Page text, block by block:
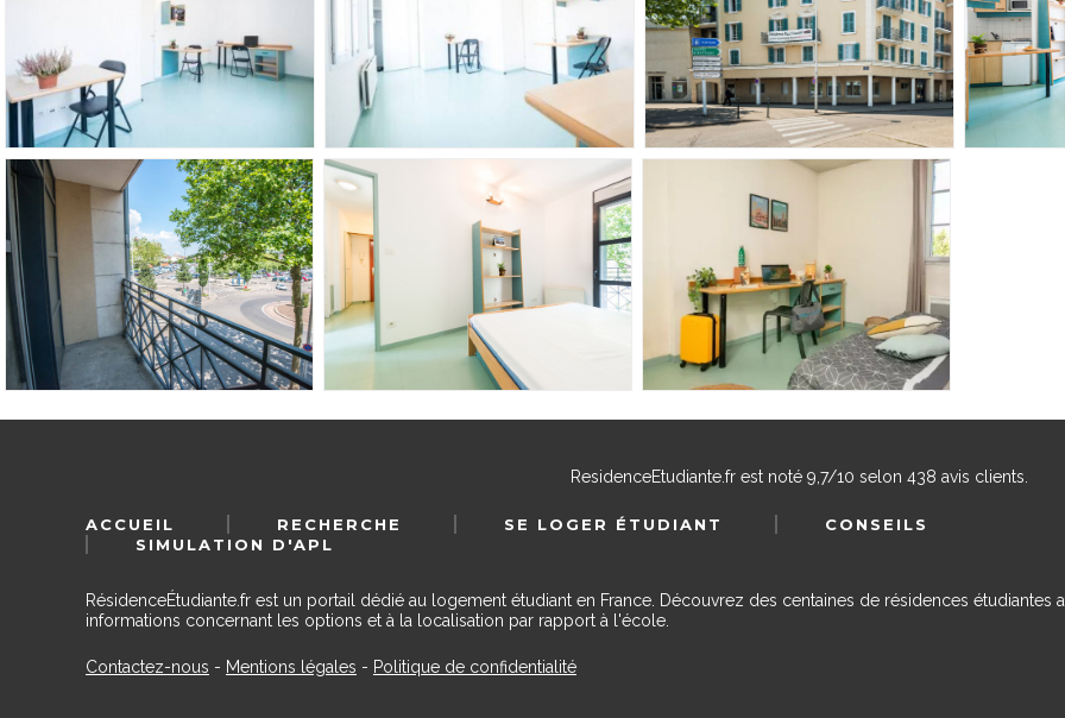
ResidenceEtudiante.frest noté 9,7/10 selon 438 avis clients.
ACCUEIL RECHERCHE SE LOGER ÉTUDIANT
CONSEILS
SIMULATION D'APL
RésidenceÉtudiante.fr est un portail dédié au logement étudiant en France. Découvrez des centaines de résidences étudiantes
informations concernant les options et à la localisation par rapport à l'école.
Contactez-nous - Mentions légales - Politique de confidentialité